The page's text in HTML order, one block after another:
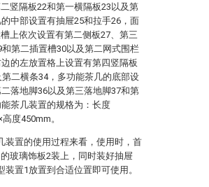
竖隔板22和第一横隔板23以及第
中部设置有抽屉25和拉手26，面
上依次设置有第二侧板27、第三
第二插置槽30以及第二网式围栏
的左放置格上设置有第四竖隔板
二横条34，多功能茶几的底部设
落地脚36以及第三落地脚37和第
茶几装置的规格为：长度
度450mm。
装置的使用过程来看，使用时，首
玻璃饰板2装上，同时装好抽屉
置1放置到合适位置即可使用。